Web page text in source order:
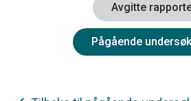
Avgitte
Pågående